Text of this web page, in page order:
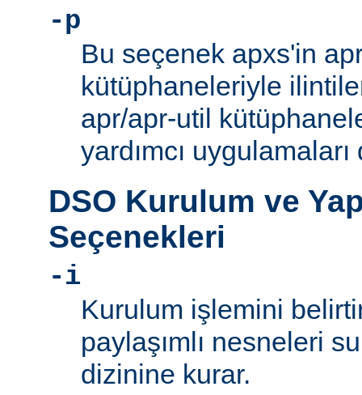
-p
Bu seçenek apxs'in
kütüphaneleriyle
apr/apr-util
yardımcı
DSO Kurulum ve
Seçenekleri
-i
Kurulum işlemini
paylaşımlı nesneleri
dizinine kurar.